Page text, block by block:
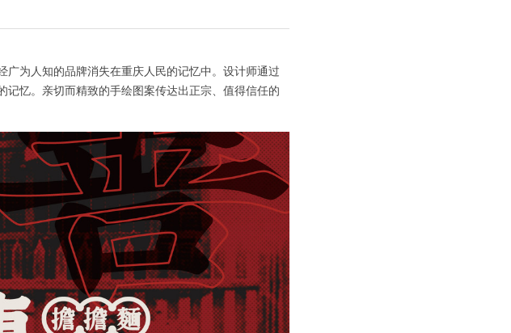
为人知的品牌消失在重庆人民的记忆中。设计师通过
忆。亲切而精致的手绘图案传达出正宗、值得信任的